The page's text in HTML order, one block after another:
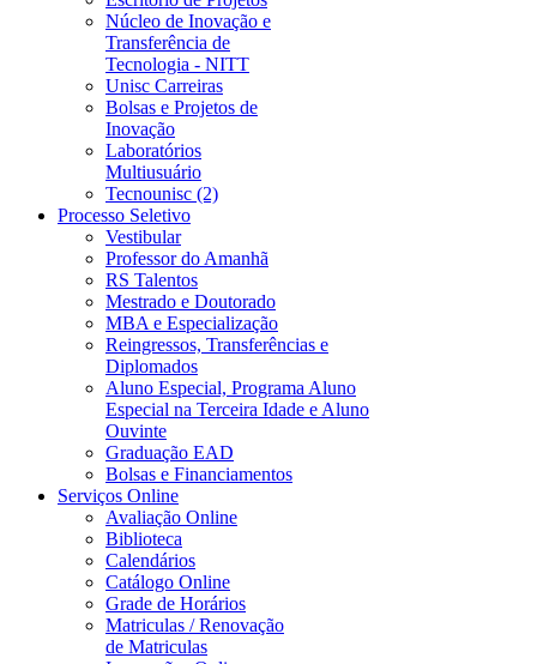
Núcleo de Inovação e
Transferência de
Tecnologia - NITT
Unisc Carreiras
Bolsas e Projetos de
Inovação
Laboratórios
Multiusuário
Tecnounisc (2)
Processo Seletivo
Vestibular
Professor do Amanhã
RS Talentos
Mestrado e Doutorado
MBA e Especialização
Reingressos, Transferências e
Diplomados
Aluno Especial, Programa Aluno
Especial na Terceira Idade e Aluno
Ouvinte
Graduação EAD
Bolsas e Financiamentos
Serviços Online
Avaliação Online
Biblioteca
Calendários
Catálogo Online
Grade de Horários
Matriculas / Renovação
de Matriculas